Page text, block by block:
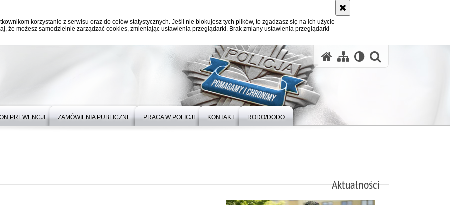
korzystanie z serwisu oraz do celów statystycznych. Jeśli nie blokujesz tych plików, to zgadzasz się na ich użycie
że możesz samodzielnie zarządzać cookies, zmieniając ustawienia przeglądarki. Brak zmiany ustawienia przeglądarki
PREWENCJI ZAMÓWIENIA PUBLICZNE PRACA W POLICJI KONTAKT RODO/DODO
Aktualności